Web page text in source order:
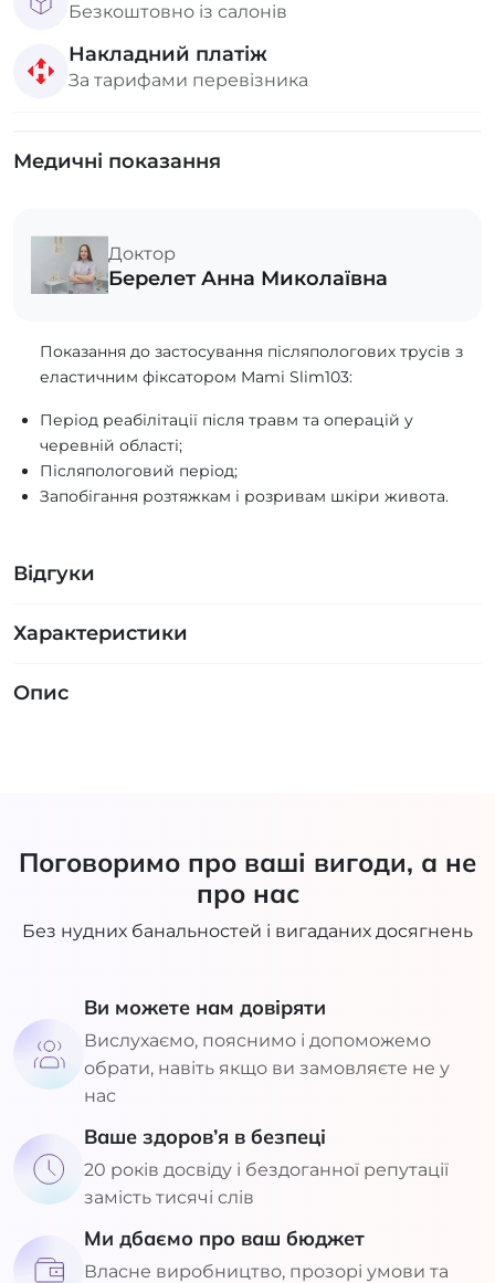
Безкоштовно із салонів
Накладний платіж
За тарифами перевізника
Медичні показання
Доктор
Берелет Анна Миколаївна
Показання до застосування післяпологових трусів з
еластичним фіксатором Mami Slim103:
Період реабілітації після травм та операцій у
черевній області;
Післяпологовий період;
Запобігання розтяжкам і розривам шкіри живота.
Відгуки
Характеристики
Опис
Поговоримо про ваші вигоди, а не
про нас
Без нудних банальностей і вигаданих досягнень
Ви можете нам довіряти
Вислухаємо, пояснимо і допоможемо
обрати, навіть якщо ви замовляєте не у
нас
Ваше здоров’я в безпеці
20 років досвіду і бездоганної репутації
замість тисячі слів
Ми дбаємо про ваш бюджет
Власне виробництво, прозорі умови та